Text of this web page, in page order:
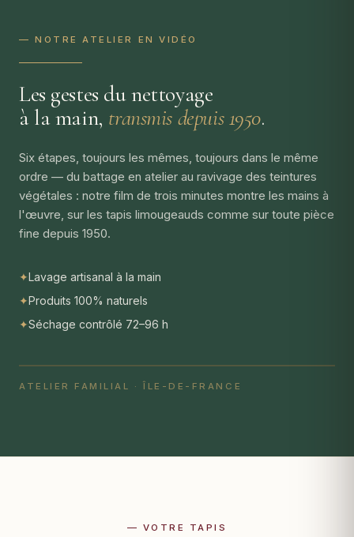
— NOTRE ATELIER EN VIDÉO
Les gestes du nettoyage
à la main, transmis depuis 1950.
Six étapes, toujours les mêmes, toujours dans le même
ordre — du battage en atelier au ravivage des teintures
végétales : notre film de trois minutes montre les mains à
l'œuvre, sur les tapis limougeauds comme sur toute pièce
fine depuis 1950.
✦Lavage artisanal à la main
✦Produits 100% naturels
✦Séchage contrôlé 72–96 h
ATELIER FAMILIAL · ÎLE-DE-FRANCE
— VOTRE TAPIS